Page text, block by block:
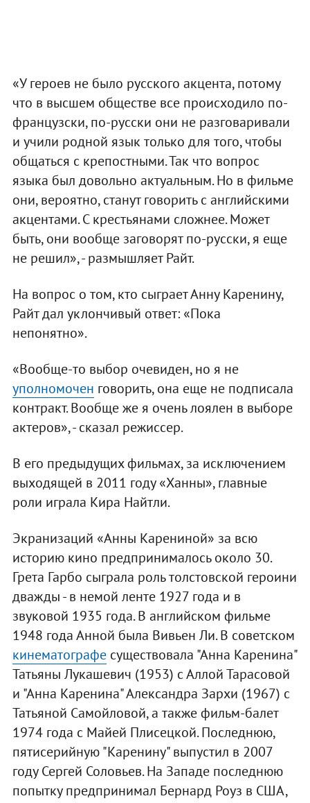
«У героев не было русского акцента, потому
что в высшем обществе все происходило по-
французски, по-русски они не разговаривали
и учили родной язык только для того, чтобы
общаться с крепостными. Так что вопрос
языка был довольно актуальным. Но в фильме
они, вероятно, станут говорить с английскими
акцентами. С крестьянами сложнее. Может
быть, они вообще заговорят по-русски, я еще
не решил», - размышляет Райт.
На вопрос о том, кто сыграет Анну Каренину,
Райт дал уклончивый ответ: «Пока
непонятно».
«Вообще-то выбор очевиден, но я не
уполномочен говорить, она еще не подписала
контракт. Вообще же я очень лоялен в выборе
актеров», - сказал режиссер.
В его предыдущих фильмах, за исключением
выходящей в 2011 году «Ханны», главные
роли играла Кира Найтли.
Экранизаций «Анны Карениной» за всю
историю кино предпринималось около 30.
Грета Гарбо сыграла роль толстовской героини
дважды - в немой ленте 1927 года и в
звуковой 1935 года. В английском фильме
1948 года Анной была Вивьен Ли. В советском
кинематографесуществовала "Анна Каренина"
Татьяны Лукашевич (1953) с Аллой Тарасовой
и "Анна Каренина" Александра Зархи (1967) с
Татьяной Самойловой, а также фильм-балет
1974 года с Майей Плисецкой. Последнюю,
пятисерийную "Каренину" выпустил в 2007
году Сергей Соловьев. На Западе последнюю
попытку предпринимал Бернард Роуз в США,